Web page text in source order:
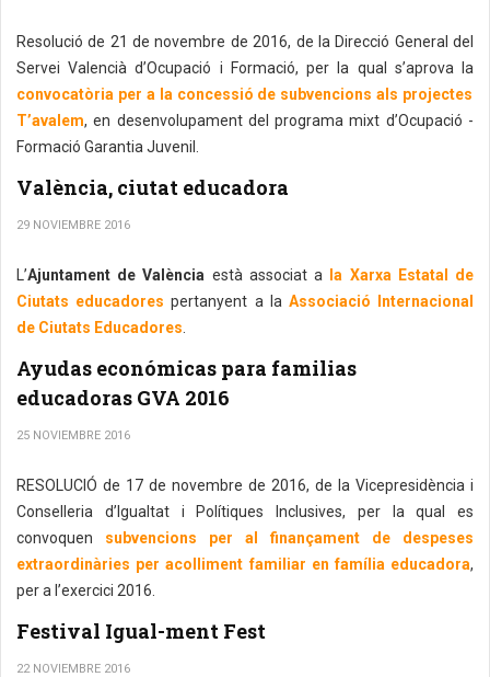
Resolució de 21 de novembre de 2016, de la Direcció General del
Servei Valencià d’Ocupació i Formació, per la qual s’aprova la
convocatòria per a la concessió de subvencions als projectes
T’avalem, en desenvolupament del programa mixt d’Ocupació -
Formació Garantia Juvenil.
València, ciutat educadora
29 NOVIEMBRE 2016
L’Ajuntament de València està associat a la Xarxa Estatal de
Ciutats educadores pertanyent a la Associació Internacional
de Ciutats Educadores
Ayudas económicas para familias
educadoras GVA 2016
25 NOVIEMBRE 2016
RESOLUCIÓ de 17 de novembre de 2016, de la Vicepresidència i
Conselleria d’Igualtat i Polítiques Inclusives, per la qual es
convoquen subvencions per al finançament de despeses
extraordinàries per acolliment familiar en família educadora,
per a l’exercici 2016.
Festival Igual-ment Fest
22 NOVIEMBRE 2016